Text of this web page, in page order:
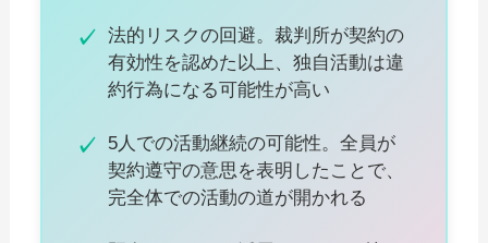
法的リスクの回避。裁判所が契約の
有効性を認めた以上、独自活動は違
約行為になる可能性が高い
5人での活動継続の可能性。全員が
契約遵守の意思を表明したことで、
完全体での活動の道が開かれる